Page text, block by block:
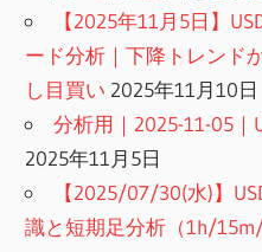
【2025年11月5日】
ード分析｜下降トレンド
し目買い 2025年11月10日
分析用｜2025-11-05｜
2025年11月5日
【2025/07/30(水)】
識と短期足分析（1h/15m/